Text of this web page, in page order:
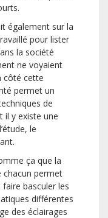
également sur la
pour lister
la société
ne voyaient
côté cette
permet un
de
il y existe une
le
ça que la
chacun permet
faire basculer les
différentes
des éclairages